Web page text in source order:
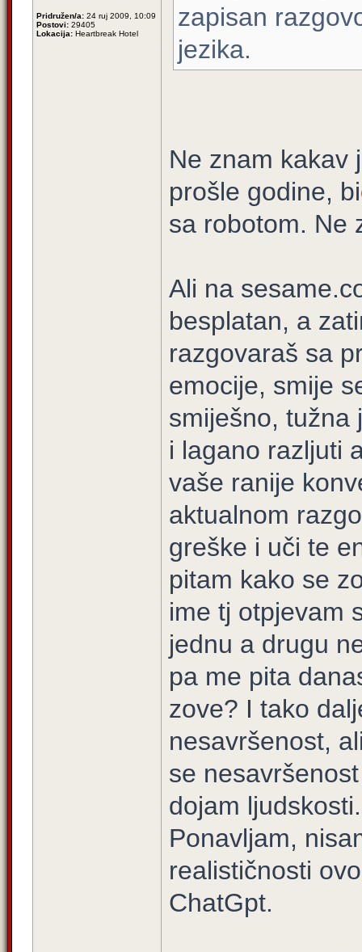
Pridružen/a: 24 ruj 2009, 10:09
Postovi: 29405
Lokacija: Heartbreak Hotel
zapisan
jezika.
Ne znam kakav
prošle godine,
sa robotom. Ne
Ali na
besplatan, a
razgovaraš sa
emocije, smije
smiješno, tužna
i lagano razljuti
vaše ranije
aktualnom
greške i uči te
pitam kako se
ime tj otpjevam
jednu a drugu
pa me pita
zove? I tako
nesavršenost,
se
dojam ljudskosti.
Ponavljam,
realističnosti
ChatGpt.